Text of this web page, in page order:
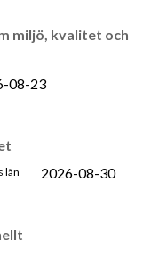
miljö, kvalitet och
08-23
län 2026-08-30